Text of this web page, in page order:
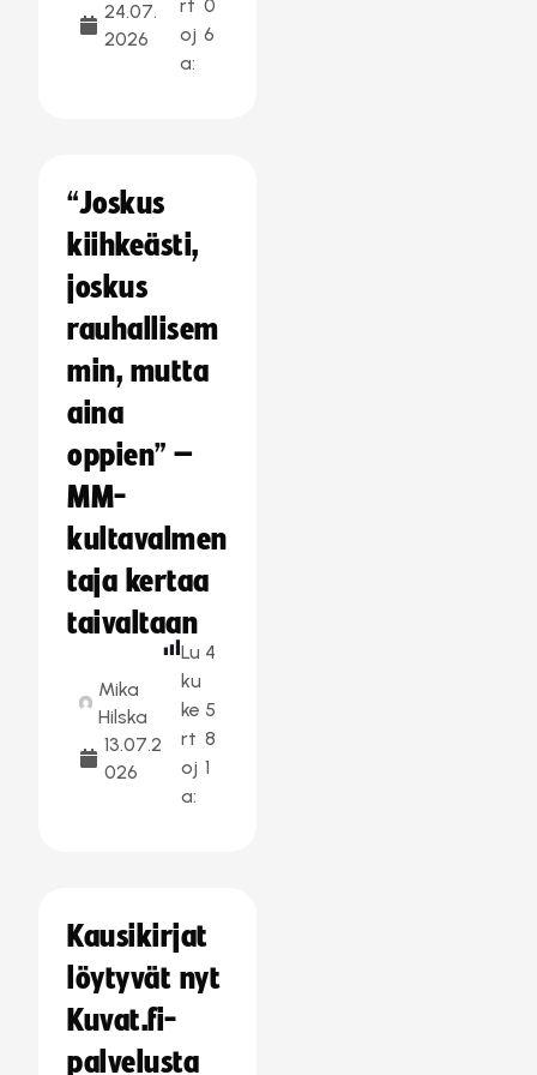
24.07.
2026
rt
oj
a:
0
6
“Joskus
kiihkeästi,
joskus
rauhallisem
min, mutta
aina
oppien” –
MM-
kultavalmen
taja kertaa
taivaltaan
Mika
Hilska
13.07.2
026
Lu
ku
ke
rt
oj
a:
4
5
8
1
Kausikirjat
löytyvät nyt
Kuvat.fi-
palvelusta